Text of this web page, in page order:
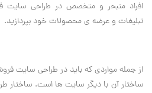
افراد متبحر و متخصص در طراحی سایت
تبلیغات و عرضه ی محصولات خود بپردازید.
از جمله مواردی که باید در طراحی سایت
ساختار آن با دیگر سایت ها است. ساختار